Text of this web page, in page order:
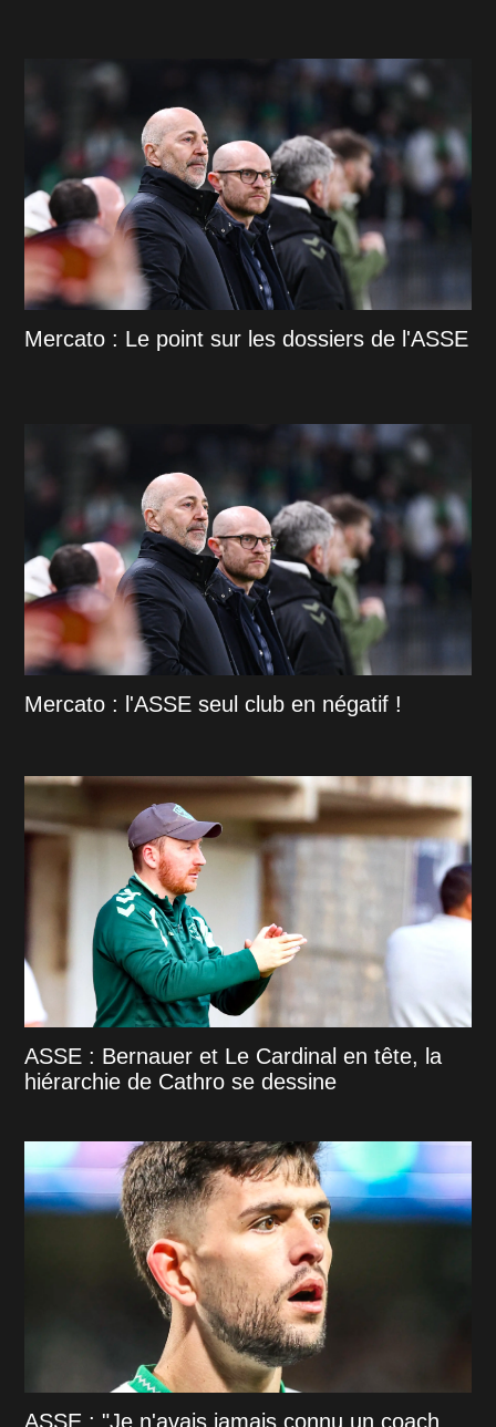
Mercato : Le point sur les dossiers de l'ASSE
Mercato : l'ASSE seul club en négatif !
ASSE : Bernauer et Le Cardinal en tête, la
hiérarchie de Cathro se dessine
ASSE : "Je n'avais jamais connu un coach